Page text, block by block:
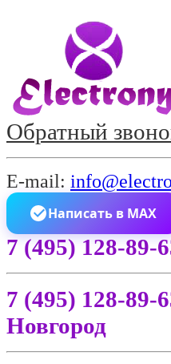
Обратный
E-mail:
Написать в MAX
7 (495) 128-89-
7 (495) 128-89-
Новгород